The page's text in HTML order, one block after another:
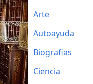
Arte
Autoayuda
Biografias
Ciencia